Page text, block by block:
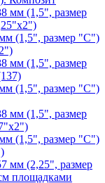
(1,5", размер "C")
(1,5", размер "C")
(1,5", размер "C")